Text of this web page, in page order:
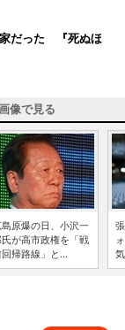
家だった 『死ぬほ
像で見る
島原爆の日、小沢一
が高市政権を「戦
帰路線」と...